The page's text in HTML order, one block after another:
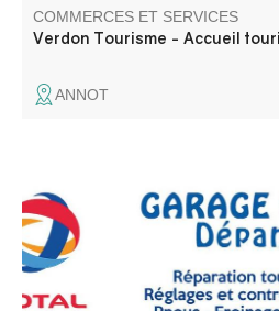
COMMERCES ET SERVICES
Verdon Tourisme - Accueil
ANNOT
Réparation et entretien toutes
24/24h, dépôt de gaz.